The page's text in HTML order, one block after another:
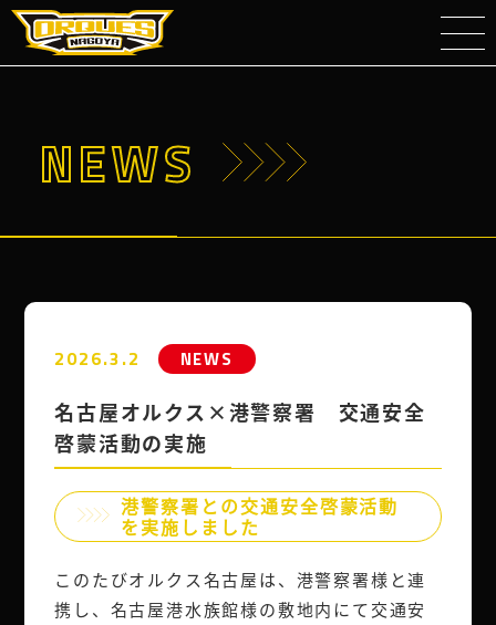
NEWS
2026.3.2 NEWS
名古屋オルクス×港警察署 交通安全
啓蒙活動の実施
港警察署との交通安全啓蒙活動
を実施しました
このたびオルクス名古屋は、港警察署様と連
携し、名古屋港水族館様の敷地内にて交通安